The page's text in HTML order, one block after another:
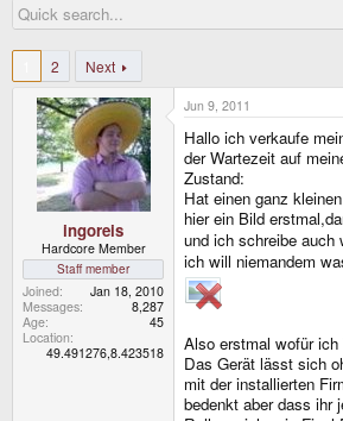
r
e
a
s
r
d
a
t
e
2 Next
ingoreis
Hardcore Member
Staff member
Joined
Jan 18, 2010
Messages
8,287
Age
45
Location
49.491276,8.423518
Jun 9, 2011
Hallo ich verkaufe
der Wartezeit auf
Zustand:
Hat einen ganz
hier ein Bild
und ich schreibe auch
ich will niemandem
Also erstmal wofür ich
Das Gerät lässt sich
mit der installierten
bedenkt aber dass ihr